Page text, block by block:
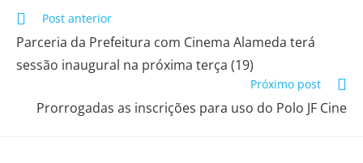
Post anterior
​Parceria da Prefeitura com Cinema Alameda terá
sessão inaugural na próxima terça (19)
Próximo post
​Prorrogadas as inscrições para uso do Polo JF Cine